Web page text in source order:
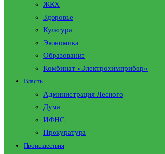
ЖКХ
Здоровье
Культура
Экономика
Образование
Комбинат «Электрохимприбор»
Власть
Администрация Лесного
Дума
ИФНС
Прокуратура
Происшествия